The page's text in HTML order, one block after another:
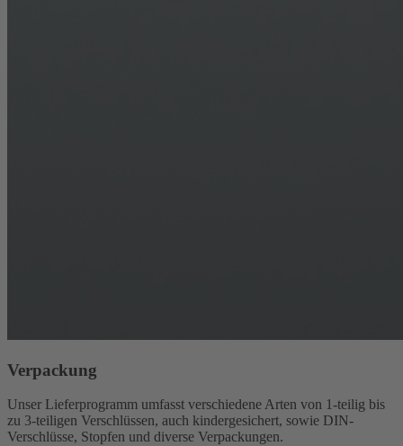
Verpackung
Unser Lieferprogramm umfasst verschiedene Arten von 1-teilig bis
zu 3-teiligen Verschlüssen, auch kindergesichert, sowie DIN-
Verschlüsse, Stopfen und diverse Verpackungen.